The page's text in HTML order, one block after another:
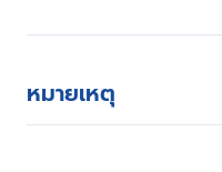
หมายเหตุ